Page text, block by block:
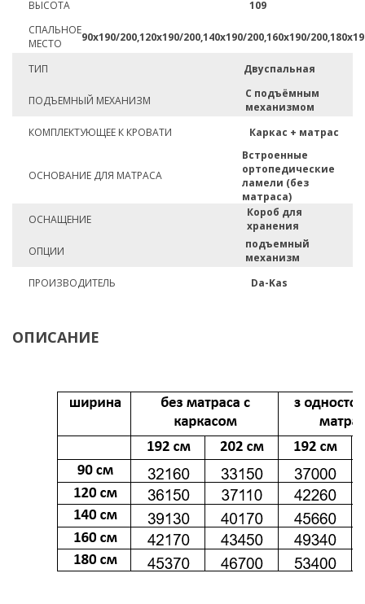
ВЫСОТА
109
СПАЛЬНОЕ
МЕСТО
90х190/200,120х190/200,140х190/200,160х190/
ТИП Двуспальная
ПОДЪЕМНЫЙ МЕХАНИЗМ
С подъёмным
механизмом
КОМПЛЕКТУЮЩЕЕ К КРОВАТИ
Каркас + матрас
ОСНОВАНИЕ ДЛЯ МАТРАСА
Встроенные
ортопедические
ламели (без
матраса)
ОСНАЩЕНИЕ
Короб для
хранения
ОПЦИИ
подъемный
механизм
ПРОИЗВОДИТЕЛЬ
Da-Kas
ОПИСАНИЕ